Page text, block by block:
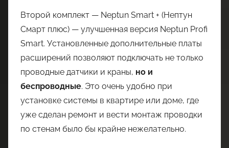
Второй комплект — Neptun Smart + (Нептун
Смарт плюс) — улучшенная версия Neptun Profi
Smart. Установленные дополнительные платы
расширений позволяют подключать не только
проводные датчики и краны, но и
беспроводные. Это очень удобно при
установке системы в квартире или доме, где
уже сделан ремонт и вести монтаж проводки
по стенам было бы крайне нежелательно.